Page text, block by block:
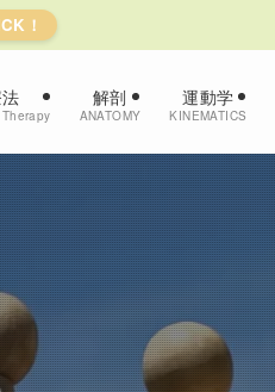
！
解剖
ANATOMY
運動学
KINEMATICS